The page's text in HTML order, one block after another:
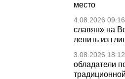
место
4.08.2026 09:16
славян» на
лепить из
3.08.2026 18:12
обладатели